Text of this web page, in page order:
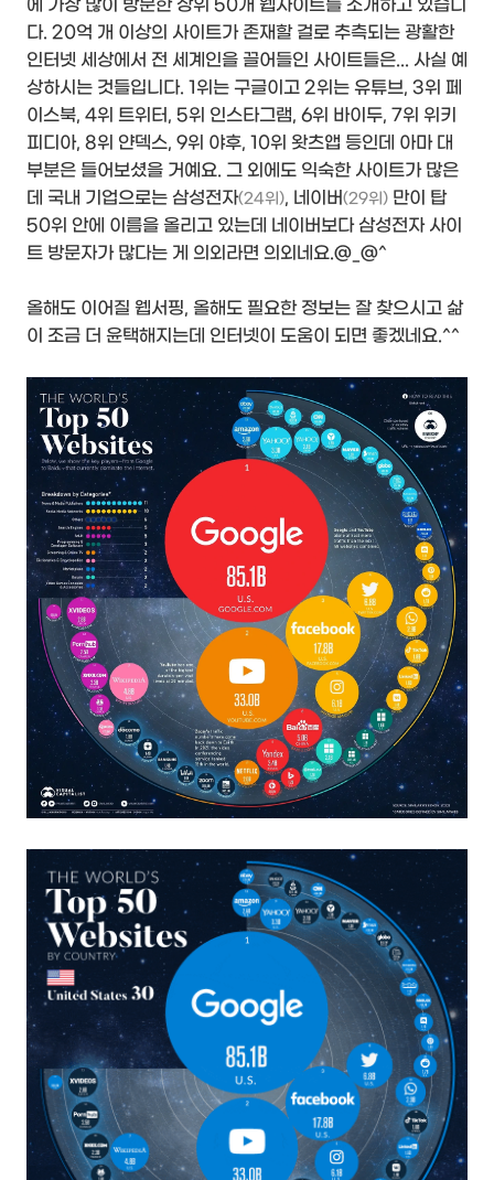
에 가장 많이 방문한 상위 50개 웹사이트를 소개하고 있습니
다. 20억 개 이상의 사이트가 존재할 걸로 추측되는 광활한
인터넷 세상에서 전 세계인을 끌어들인 사이트들은... 사실 예
상하시는 것들입니다. 1위는 구글이고 2위는 유튜브, 3위 페
이스북, 4위 트위터, 5위 인스타그램, 6위 바이두, 7위 위키
피디아, 8위 얀덱스, 9위 야후, 10위 왓츠앱 등인데 아마 대
부분은 들어보셨을 거예요. 그 외에도 익숙한 사이트가 많은
데 국내 기업으로는 삼성전자(24위), 네이버(29위) 만이 탑
50위 안에 이름을 올리고 있는데 네이버보다 삼성전자 사이
트 방문자가 많다는 게 의외라면 의외네요.@_@^
올해도 이어질 웹서핑, 올해도 필요한 정보는 잘 찾으시고 삶
이 조금 더 윤택해지는데 인터넷이 도움이 되면 좋겠네요.^^